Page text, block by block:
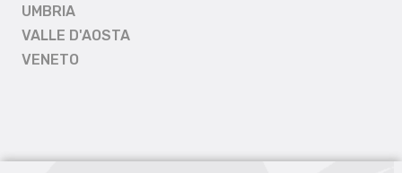
UMBRIA
VALLE D'AOSTA
VENETO